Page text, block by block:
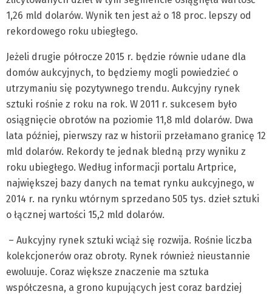
1,26 mld dolarów. Wynik ten jest aż o 18 proc. lepszy od
rekordowego roku ubiegłego.
Jeżeli drugie półrocze 2015 r. będzie równie udane dla
domów aukcyjnych, to będziemy mogli powiedzieć o
utrzymaniu się pozytywnego trendu. Aukcyjny rynek
sztuki rośnie z roku na rok. W 2011 r. sukcesem było
osiągnięcie obrotów na poziomie 11,8 mld dolarów. Dwa
lata później, pierwszy raz w historii przełamano granicę 12
mld dolarów. Rekordy te jednak bledną przy wyniku z
roku ubiegłego. Według informacji portalu Artprice,
największej bazy danych na temat rynku aukcyjnego, w
2014 r. na rynku wtórnym sprzedano 505 tys. dzieł sztuki
o łącznej wartości 15,2 mld dolarów.
– Aukcyjny rynek sztuki wciąż się rozwija. Rośnie liczba
kolekcjonerów oraz obroty. Rynek również nieustannie
ewoluuje. Coraz większe znaczenie ma sztuka
współczesna, a grono kupujących jest coraz bardziej